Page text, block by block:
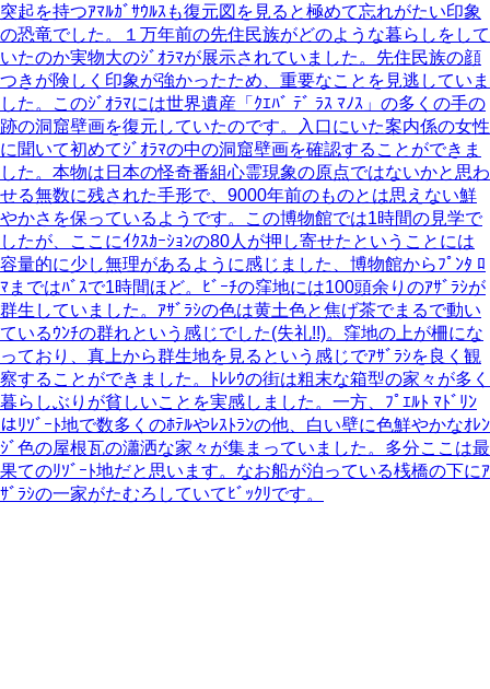
突起を持つｱﾏﾙｶﾞｻｳﾙｽも復元図を見ると極めて忘れがたい印象
の恐竜でした。１万年前の先住民族がどのような暮らしをして
いたのか実物大のｼﾞｵﾗﾏが展示されていました。先住民族の顔
つきが険しく印象が強かったため、重要なことを見逃していま
した。このｼﾞｵﾗﾏには世界遺産「ｸｴﾊﾞ ﾃﾞ ﾗｽ ﾏﾉｽ」の多くの手の
跡の洞窟壁画を復元していたのです。入口にいた案内係の女性
に聞いて初めてｼﾞｵﾗﾏの中の洞窟壁画を確認することができま
した。本物は日本の怪奇番組心霊現象の原点ではないかと思わ
せる無数に残された手形で、9000年前のものとは思えない鮮
やかさを保っているようです。この博物館では1時間の見学で
したが、ここにｲｸｽｶｰｼｮﾝの80人が押し寄せたということには
容量的に少し無理があるように感じました、博物館からﾌﾟﾝﾀ ﾛ
ﾏまではﾊﾞｽで1時間ほど。ﾋﾞｰﾁの窪地には100頭余りのｱｻﾞﾗｼが
群生していました。ｱｻﾞﾗｼの色は黄土色と焦げ茶でまるで動い
ているｳﾝﾁの群れという感じでした(失礼!!)。窪地の上が柵にな
っており、真上から群生地を見るという感じでｱｻﾞﾗｼを良く観
察することができました。ﾄﾚﾚｳの街は粗末な箱型の家々が多く
暮らしぶりが貧しいことを実感しました。一方、ﾌﾟｴﾙﾄ ﾏﾄﾞﾘﾝ
はﾘｿﾞｰﾄ地で数多くのﾎﾃﾙやﾚｽﾄﾗﾝの他、白い壁に色鮮やかなｵﾚﾝ
ｼﾞ色の屋根瓦の瀟洒な家々が集まっていました。多分ここは最
果てのﾘｿﾞｰﾄ地だと思います。なお船が泊っている桟橋の下にｱ
ｻﾞﾗｼの一家がたむろしていてﾋﾞｯｸﾘです。